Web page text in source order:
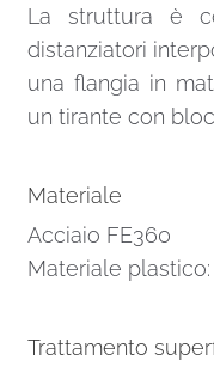
La struttura è
distanziatori
una flangia in
un tirante con
Materiale
Acciaio FE360
Materiale
Trattamento